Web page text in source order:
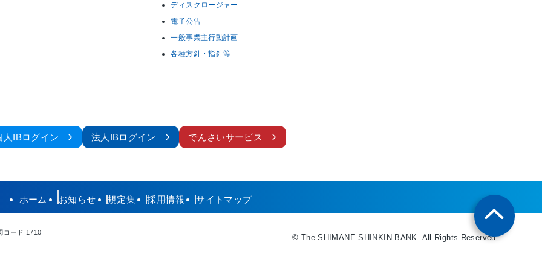
ディスクロージャー
電子公告
一般事業主行動計画
各種方針・指針等
人IBログイン 法人IBログイン でんさいサービス
ホーム お知らせ 規定集 採用情報 サイトマップ
コード 1710
© The SHIMANE SHINKIN BANK. All Rights Reserved.